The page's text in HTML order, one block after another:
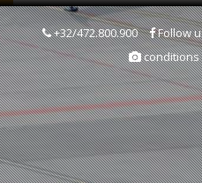
Mots clés
Carrière/Sablière
Entreprise
Entreprises & Economie
+32/472.800.900 Follow
conditions